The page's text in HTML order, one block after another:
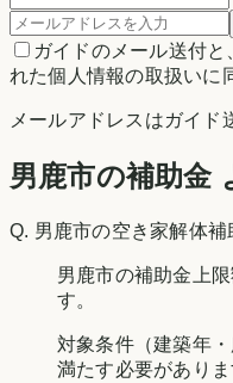
ガイドのメール送付と
れた個人情報の取扱いに
メールアドレスはガイド
男鹿市の補助金
Q. 男鹿市の空き家解体
男鹿市の補助金上
す。
対象条件（建築年
満たす必要があり